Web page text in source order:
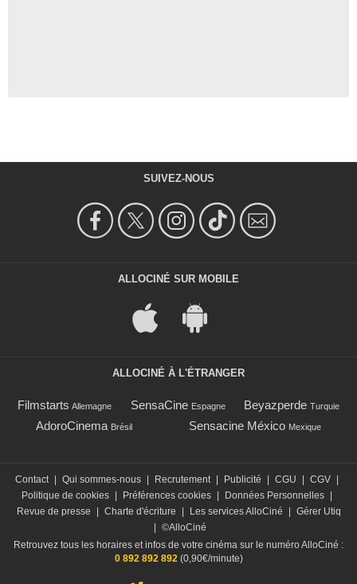
SUIVEZ-NOUS
ALLOCINÉ SUR MOBILE
ALLOCINÉ À L'ÉTRANGER
Filmstarts Allemagne SensaCine Espagne Beyazperde Turquie
AdoroCinema Brésil Sensacine México Mexique
Contact Qui sommes-nous Recrutement Publicité CGU CGV
Politique de cookies
Préférences cookies Données Personnelles
Revue de presse
Charte d'écriture Les services AlloCiné
Gérer Utiq
©AlloCiné
Retrouvez tous les horaires et infos de votre cinéma sur le numéro AlloCiné :
0 892 892 892(0,90€/minute)